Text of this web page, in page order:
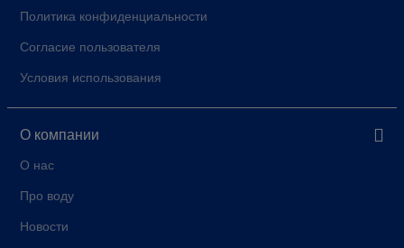
Политика конфиденциальности
Согласие пользователя
Условия использования
О компании
О нас
Про воду
Новости